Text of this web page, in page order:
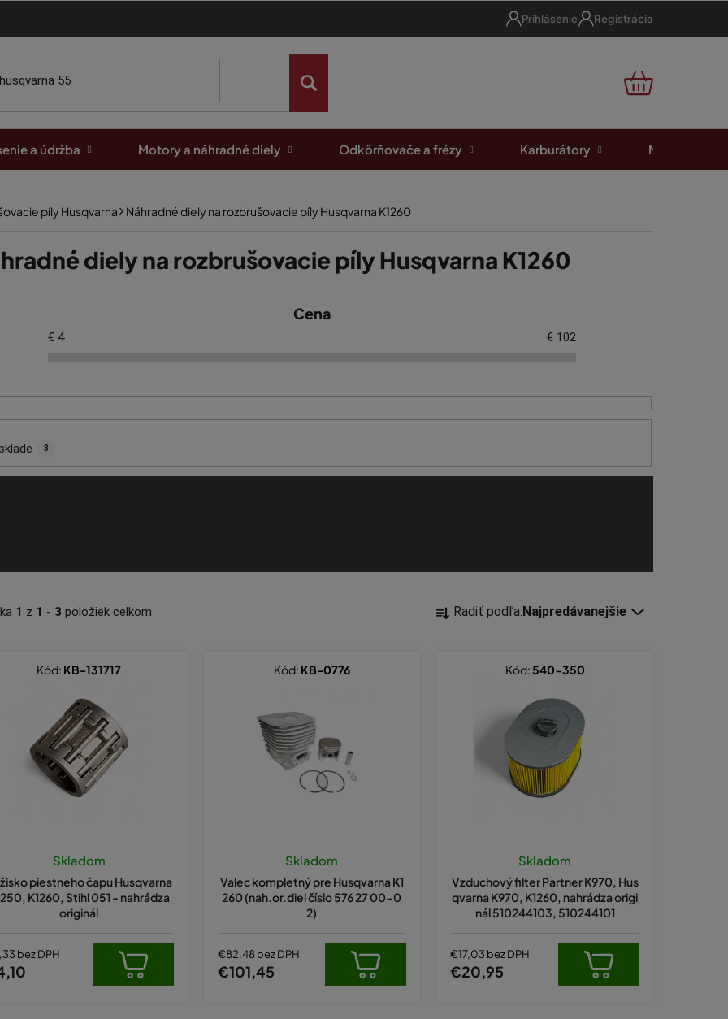
Prihlásenie Registrácia
NÁKUPNÝ
a údržba Motory a náhradné diely Odkôrňovače a frézy Karburátory Motorové
píly Husqvarna Náhradné diely na rozbrušovacie píly Husqvarna K1260
diely na rozbrušovacie píly Husqvarna K1260
1 z 1 - 3 položiek celkom
R
a Radiť podľa:Najpredávanejšie
Cena
€ 4 € 102
3
piestneho čapu Husqvarna
K1260, Stihl 051 - nahrádza
originál
Skladom
bez DPH
Kód: KB-131717
Valec kompletný pre Husqvarna K1
260 (nah.or.diel číslo 576 27 00-0
2)
Skladom
€82,48 bez DPH
€101,45
Kód: KB-0776
Vzduchový filter Partner K970, Hus
qvarna K970, K1260, nahrádza origi
nál 510244103, 510244101
Skladom
€17,03 bez DPH
€20,95
Kód: 540-350